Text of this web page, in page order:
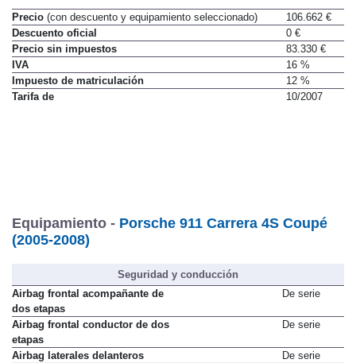
Precio (con descuento y equipamiento seleccionado)
106.662 €
Descuento oficial
0 €
Precio sin impuestos
83.330 €
IVA
16 %
Impuesto de matriculación
12 %
Tarifa de
10/2007
Equipamiento - Porsche 911 Carrera 4S Coupé
(2005-2008)
Seguridad y conducción
Airbag frontal acompañante de
dos etapas
De serie
Airbag frontal conductor de dos
etapas
De serie
Airbag laterales delanteros
De serie